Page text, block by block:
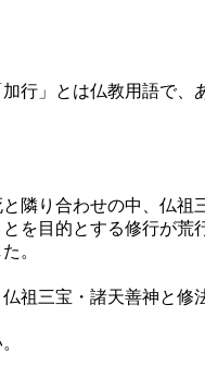
行」とは仏教用語で、
隣り合わせの中、仏祖
を目的とする修行が荒
。
祖三宝・諸天善神と修